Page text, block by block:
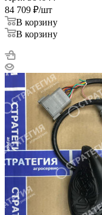
84 709 ₽/шт
В корзину
В корзину